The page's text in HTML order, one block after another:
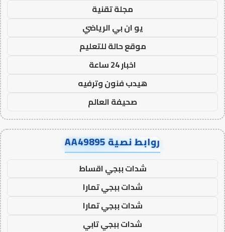
مجلة تقنية
يو ان بي الرياضي
موقع حالة للتعليم
اخبار 24 ساعة
هيدب فنون وترفيه
صحيفة العالم
روابط نصية AA49895
شدات ببجي اقساط
شدات ببجي تمارا
شدات ببجي تمارا
شدات ببجي تابي